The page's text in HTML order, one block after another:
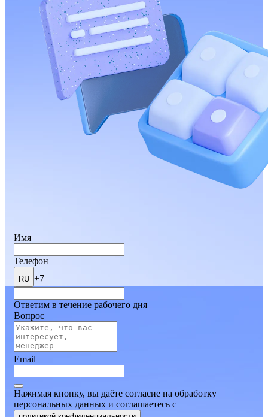
Имя
Телефон
RU +7
Ответим в течение рабочего дня
Вопрос
Email
Нажимая кнопку, вы даёте согласие на обработку
персональных данных и соглашаетесь c